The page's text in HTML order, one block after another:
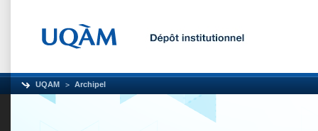
UQAM Archipel